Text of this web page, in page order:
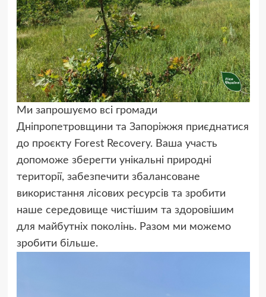
Ми запрошуємо всі громади
Дніпропетровщини та Запоріжжя приєднатися
до проєкту Forest Recovery. Ваша участь
допоможе зберегти унікальні природні
території, забезпечити збалансоване
використання лісових ресурсів та зробити
наше середовище чистішим та здоровішим
для майбутніх поколінь. Разом ми можемо
зробити більше.